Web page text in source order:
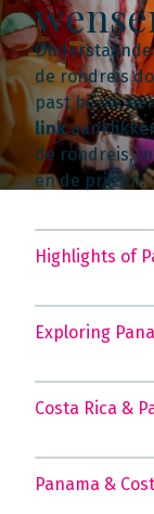
de rondreis
past bij uw
link
de rondreis,
en de prijzen.
Highlights of
Exploring
Costa Rica &
Panama &